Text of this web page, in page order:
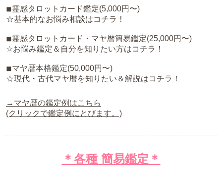
◾︎霊感タロットカード鑑定(5,000円〜)
☆基本的なお悩み相談はコチラ！
◾︎霊感タロットカード・マヤ暦簡易鑑定(25,000円〜)
☆お悩み鑑定＆自分を知りたい方はコチラ！
◾︎マヤ暦本格鑑定(50,000円〜)
☆現代・古代マヤ暦を知りたい＆解説はコチラ！
→マヤ暦の鑑定例はこちら
(クリックで鑑定例にとびます。)
＊各種 簡易鑑定＊